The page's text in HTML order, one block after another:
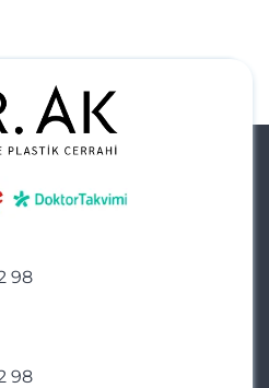
98
98